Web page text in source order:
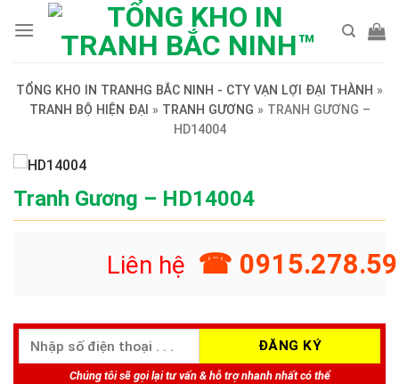
TỔNG KHO IN TRANHG BẮC NINH - CTY VẠN LỢI ĐẠI THÀNH »
TRANH BỘ HIỆN ĐẠI » TRANH GƯƠNG » TRANH GƯƠNG –
HD14004
Tranh Gương – HD14004
Liên hệ ☎
Chúng tôi sẽ gọi lại tư vấn & hỗ trợ nhanh nhất có thể